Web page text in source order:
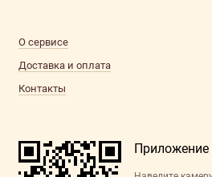
О сервисе
Доставка и оплата
Контакты
Приложение